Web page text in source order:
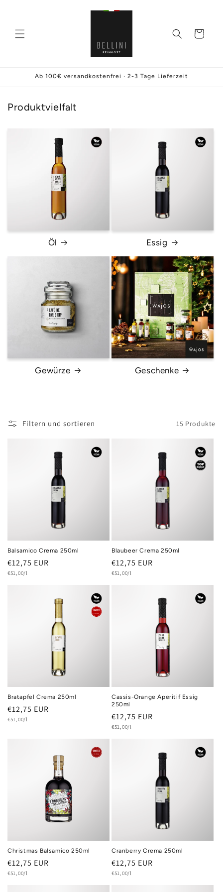
Warenkorb
Ab 100€ versandkostenfrei · 2-3 Tage Lieferzeit
Produktvielfalt
Öl Essig
Gewürze Geschenke
Filtern und sortieren 15 Produkte
Balsamico Crema 250ml
Normaler
Preis
€12,75 EUR
Grundpreis
€51,00/l
Blaubeer Crema 250ml
Normaler
Preis
€12,75 EUR
Grundpreis
€51,00/l
Bratapfel Crema 250ml
Normaler
Preis
€12,75 EUR
Grundpreis
€51,00/l
Cassis-Orange Aperitif Essig
250ml
Normaler
Preis
€12,75 EUR
Grundpreis
€51,00/l
Christmas Balsamico 250ml
Normaler
Preis
€12,75 EUR
Grundpreis
€51,00/l
Cranberry Crema 250ml
Normaler
Preis
€12,75 EUR
Grundpreis
€51,00/l